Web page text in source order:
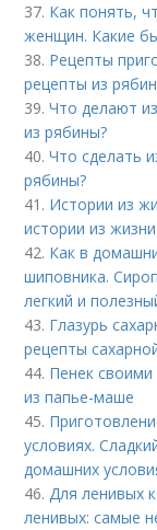
37. Как понять,
женщин. Какие
38. Рецепты
рецепты из
39.Что делают
из рябины?
40.Что сделать
рябины?
41. Истории из
истории из
42. Как в
шиповника.
легкий и
43. Глазурь
рецепты
44. Пенек своими
из папье-маше
45.
условиях.
домашних
46.Для ленивых
ленивых: самые